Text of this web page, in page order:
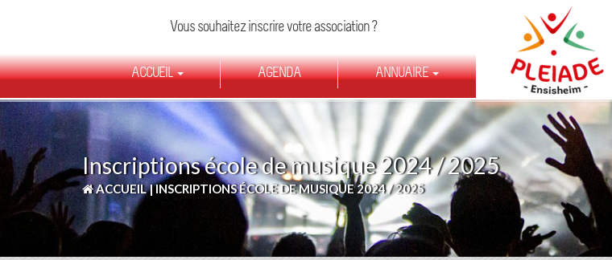
to
main
content
Vous souhaitez inscrire votre association ?
ACCUEIL AGENDA ANNUAIRE
FÉDÉRATION
DES
ASSOCIATIONS
D’ENSISHEIM
Inscriptions école de musique 2024 / 2025
ACCUEIL|INSCRIPTIONS ÉCOLE DE MUSIQUE 2024 / 2025